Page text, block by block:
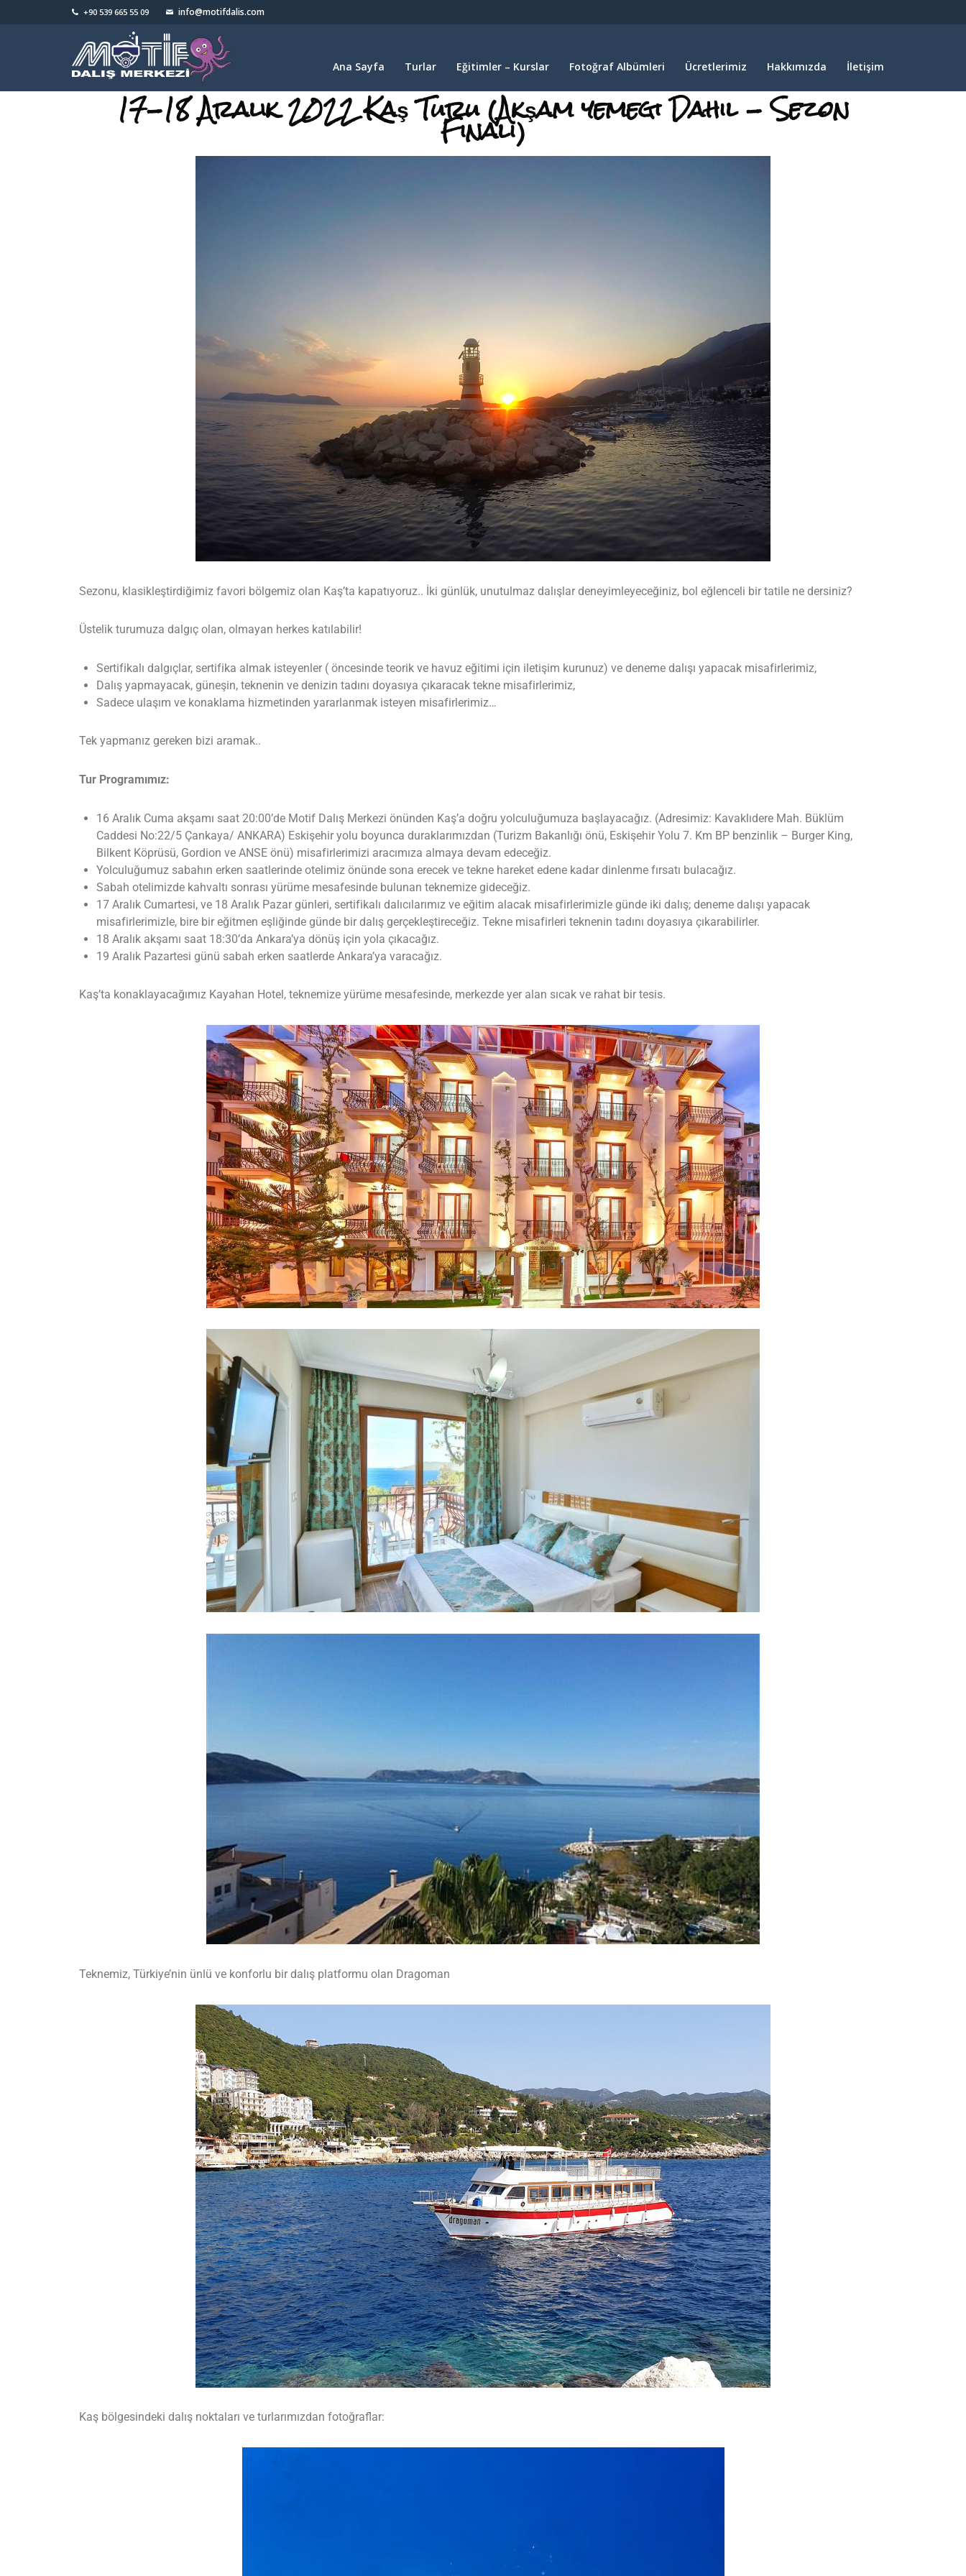
+90 539 665 55 09 info@motifdalis.com
Ana Sayfa Turlar Eğitimler – Kurslar Fotoğraf Albümleri Ücretlerimiz Hakkımızda İletişim
17-18 Aralık 2022 Kaş Turu (Akşam yemegi Dahil - Sezon
Finali)
Sezonu, klasikleştirdiğimiz favori bölgemiz olan Kaş’ta kapatıyoruz.. İki günlük, unutulmaz dalışlar deneyimleyeceğiniz, bol eğlenceli bir tatile ne dersiniz?
Üstelik turumuza dalgıç olan, olmayan herkes katılabilir!
Sertifikalı dalgıçlar, sertifika almak isteyenler ( öncesinde teorik ve havuz eğitimi için iletişim kurunuz) ve deneme dalışı yapacak misafirlerimiz,
Dalış yapmayacak, güneşin, teknenin ve denizin tadını doyasıya çıkaracak tekne misafirlerimiz,
Sadece ulaşım ve konaklama hizmetinden yararlanmak isteyen misafirlerimiz…
Tek yapmanız gereken bizi aramak..
Tur Programımız:
16 Aralık Cuma akşamı saat 20:00’de Motif Dalış Merkezi önünden Kaş’a doğru yolculuğumuza başlayacağız. (Adresimiz: Kavaklıdere Mah. Büklüm
Caddesi No:22/5 Çankaya/ ANKARA) Eskişehir yolu boyunca duraklarımızdan (Turizm Bakanlığı önü, Eskişehir Yolu 7. Km BP benzinlik – Burger King,
Bilkent Köprüsü, Gordion ve ANSE önü) misafirlerimizi aracımıza almaya devam edeceğiz.
Yolculuğumuz sabahın erken saatlerinde otelimiz önünde sona erecek ve tekne hareket edene kadar dinlenme fırsatı bulacağız.
Sabah otelimizde kahvaltı sonrası yürüme mesafesinde bulunan teknemize gideceğiz.
17 Aralık Cumartesi, ve 18 Aralık Pazar günleri, sertifikalı dalıcılarımız ve eğitim alacak misafirlerimizle günde iki dalış; deneme dalışı yapacak
misafirlerimizle, bire bir eğitmen eşliğinde günde bir dalış gerçekleştireceğiz. Tekne misafirleri teknenin tadını doyasıya çıkarabilirler.
18 Aralık akşamı saat 18:30’da Ankara’ya dönüş için yola çıkacağız.
19 Aralık Pazartesi günü sabah erken saatlerde Ankara’ya varacağız.
Kaş’ta konaklayacağımız Kayahan Hotel, teknemize yürüme mesafesinde, merkezde yer alan sıcak ve rahat bir tesis.
Teknemiz, Türkiye’nin ünlü ve konforlu bir dalış platformu olan Dragoman
Kaş bölgesindeki dalış noktaları ve turlarımızdan fotoğraflar: